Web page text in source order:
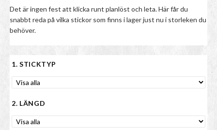
Det är ingen fest att klicka runt planlöst och leta. Här får du
snabbt reda på vilka stickor som finns i lager just nu i storleken du
behöver.
1. STICKTYP
2. LÄNGD